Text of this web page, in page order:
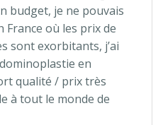
budget, je ne pouvais
France où les prix de
sont exorbitants, j’ai
en
qualité / prix très
à tout le monde de